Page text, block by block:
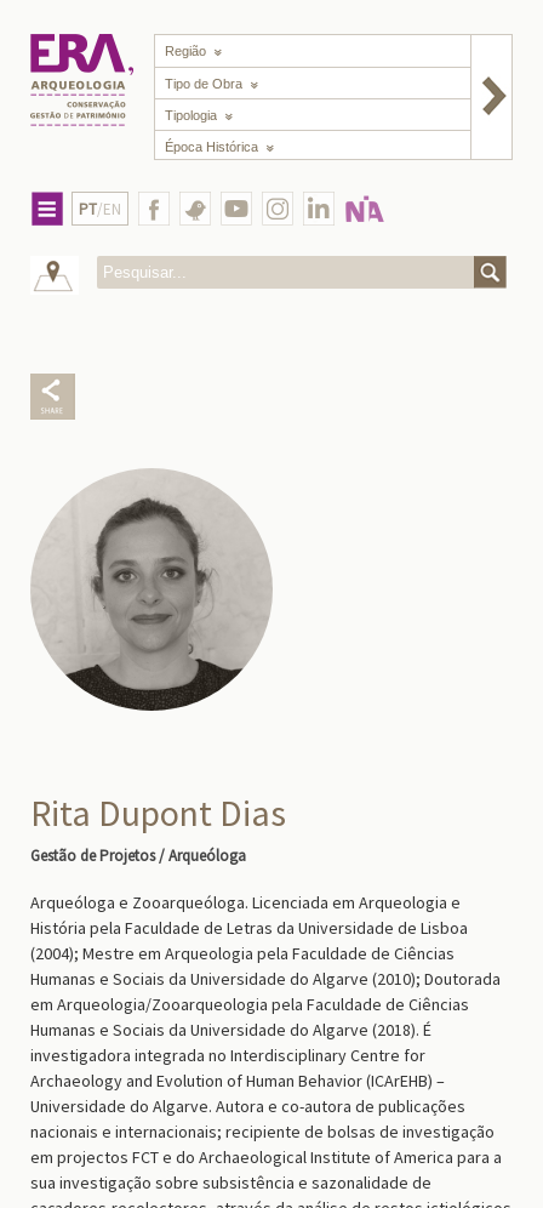
Região
Tipo de Obra
Tipologia
Época Histórica
PT/EN
Rita Dupont Dias
Gestão de Projetos / Arqueóloga
Arqueóloga e Zooarqueóloga. Licenciada em Arqueologia e
História pela Faculdade de Letras da Universidade de Lisboa
(2004); Mestre em Arqueologia pela Faculdade de Ciências
Humanas e Sociais da Universidade do Algarve (2010); Doutorada
em Arqueologia/Zooarqueologia pela Faculdade de Ciências
Humanas e Sociais da Universidade do Algarve (2018). É
investigadora integrada no Interdisciplinary Centre for
Archaeology and Evolution of Human Behavior (ICArEHB) –
Universidade do Algarve. Autora e co-autora de publicações
nacionais e internacionais; recipiente de bolsas de investigação
em projectos FCT e do Archaeological Institute of America para a
sua investigação sobre subsistência e sazonalidade de